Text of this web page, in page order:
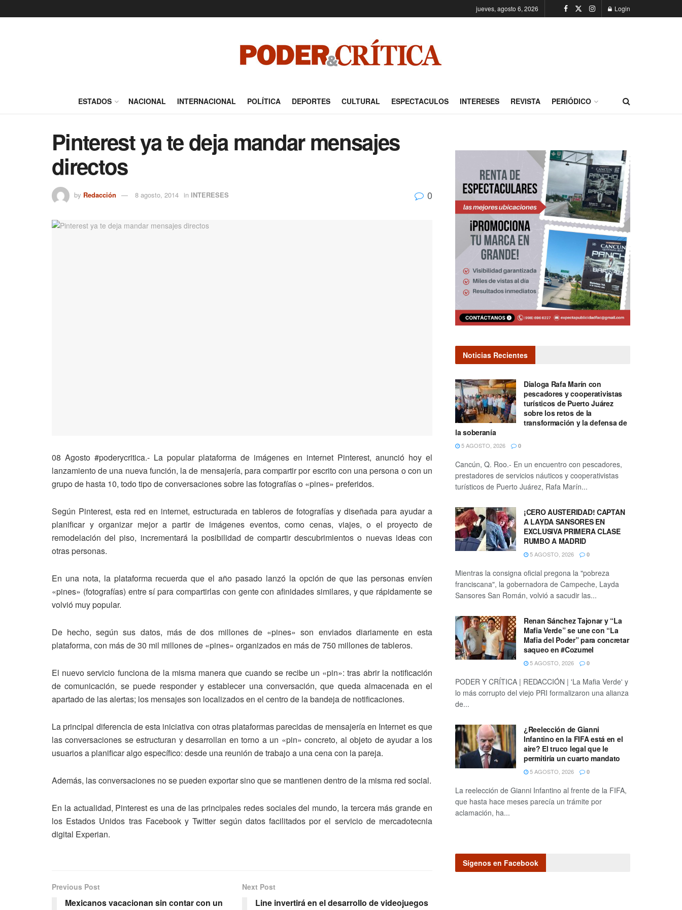
jueves, agosto 6, 2026 Login
ESTADOS NACIONAL INTERNACIONAL POLÍTICA DEPORTES CULTURAL ESPECTACULOS INTERESES REVISTA PERIÓDICO
Pinterest ya te deja mandar mensajes
directos
by Redacción 8 agosto, 2014 in INTERESES 0
08 Agosto #poderycritica.- La popular plataforma de imágenes en internet Pinterest, anunció hoy el
lanzamiento de una nueva función, la de mensajería, para compartir por escrito con una persona o con un
grupo de hasta 10, todo tipo de conversaciones sobre las fotografías o «pines» preferidos.
Según Pinterest, esta red en internet, estructurada en tableros de fotografías y diseñada para ayudar a
planificar y organizar mejor a partir de imágenes eventos, como cenas, viajes, o el proyecto de
remodelación del piso, incrementará la posibilidad de compartir descubrimientos o nuevas ideas con
otras personas.
En una nota, la plataforma recuerda que el año pasado lanzó la opción de que las personas envíen
«pines» (fotografías) entre sí para compartirlas con gente con afinidades similares, y que rápidamente se
volvió muy popular.
De hecho, según sus datos, más de dos millones de «pines» son enviados diariamente en esta
plataforma, con más de 30 mil millones de «pines» organizados en más de 750 millones de tableros.
El nuevo servicio funciona de la misma manera que cuando se recibe un «pin»: tras abrir la notificación
de comunicación, se puede responder y establecer una conversación, que queda almacenada en el
apartado de las alertas; los mensajes son localizados en el centro de la bandeja de notificaciones.
La principal diferencia de esta iniciativa con otras plataformas parecidas de mensajería en Internet es que
las conversaciones se estructuran y desarrollan en torno a un «pin» concreto, al objeto de ayudar a los
usuarios a planificar algo específico: desde una reunión de trabajo a una cena con la pareja.
Además, las conversaciones no se pueden exportar sino que se mantienen dentro de la misma red social.
En la actualidad, Pinterest es una de las principales redes sociales del mundo, la tercera más grande en
los Estados Unidos tras Facebook y Twitter según datos facilitados por el servicio de mercadotecnia
digital Experian.
Previous Post
Mexicanos vacacionan sin contar con un
Next Post
Line invertirá en el desarrollo de videojuegos
Noticias Recientes
Dialoga Rafa Marín con
pescadores y cooperativistas
turísticos de Puerto Juárez
sobre los retos de la
transformación y la defensa de
la soberanía
5 AGOSTO, 2026 0
Cancún, Q. Roo.- En un encuentro con pescadores,
prestadores de servicios náuticos y cooperativistas
turísticos de Puerto Juárez, Rafa Marín...
¡CERO AUSTERIDAD! CAPTAN
A LAYDA SANSORES EN
EXCLUSIVA PRIMERA CLASE
RUMBO A MADRID
5 AGOSTO, 2026 0
Mientras la consigna oficial pregona la "pobreza
franciscana", la gobernadora de Campeche, Layda
Sansores San Román, volvió a sacudir las...
Renan Sánchez Tajonar y “La
Mafia Verde” se une con “La
Mafia del Poder” para concretar
saqueo en #Cozumel
5 AGOSTO, 2026 0
PODER Y CRÍTICA | REDACCIÓN | 'La Mafia Verde' y
lo más corrupto del viejo PRI formalizaron una alianza
de...
¿Reelección de Gianni
Infantino en la FIFA está en el
aire? El truco legal que le
permitiría un cuarto mandato
5 AGOSTO, 2026 0
La reelección de Gianni Infantino al frente de la FIFA,
que hasta hace meses parecía un trámite por
aclamación, ha...
Sígenos en Facebook